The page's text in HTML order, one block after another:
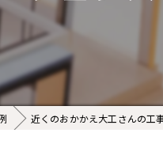
近くのおかかえ大工さんの工